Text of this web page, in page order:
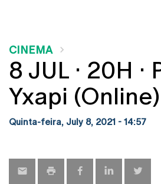
CINEMA
8 JUL · 20H ·
Yxapi (Online)
Quinta-feira, July 8, 2021 - 14:57